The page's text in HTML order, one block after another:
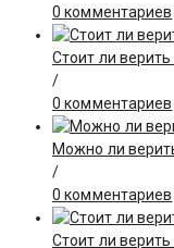
0 комментариев
Стоит ли
/
0 комментариев
Можно ли
/
0 комментариев
Стоит ли